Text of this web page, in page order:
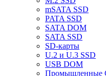
mSATA SSD
PATA SSD
SATA DOM
SATA SSD
SD-карты
U.2 и U.3 SSD
USB DOM
Промышленные